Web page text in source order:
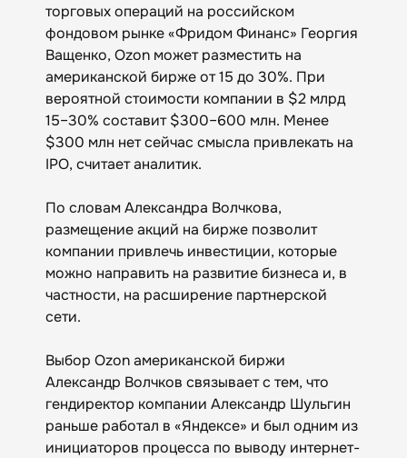
торговых операций на российском
фондовом рынке «Фридом Финанс» Георгия
Ващенко, Ozon может разместить на
американской бирже от 15 до 30%. При
вероятной стоимости компании в $2 млрд
15–30% составит $300–600 млн. Менее
$300 млн нет сейчас смысла привлекать на
IPO, считает аналитик.
По словам Александра Волчкова,
размещение акций на бирже позволит
компании привлечь инвестиции, которые
можно направить на развитие бизнеса и, в
частности, на расширение партнерской
сети.
Выбор Ozon американской биржи
Александр Волчков связывает с тем, что
гендиректор компании Александр Шульгин
раньше работал в «Яндексе» и был одним из
инициаторов процесса по выводу интернет-